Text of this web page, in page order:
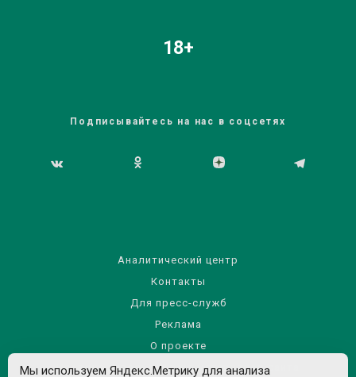
18+
Подписывайтесь на нас в соцсетях
Аналитический центр
Контакты
Для пресс-служб
Реклама
О проекте
Правила использования материалов сайта
Мы используем Яндекс.Метрику для анализа